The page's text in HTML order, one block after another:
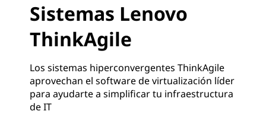
Sistemas Lenovo
ThinkAgile
Los sistemas hiperconvergentes ThinkAgile
aprovechan el software de virtualización líder
para ayudarte a simplificar tu infraestructura
de IT